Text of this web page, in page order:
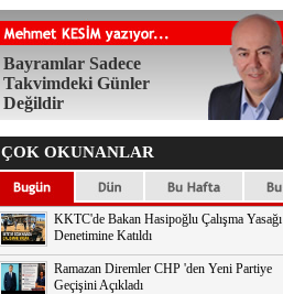
Bayramlar Sadece
Takvimdeki Günler
Değildir
ÇOK OKUNANLAR
KKTC'de Bakan Hasipoğlu Çalışma Yasağı
Denetimine Katıldı
Ramazan Diremler CHP 'den Yeni Partiye
Geçişini Açıkladı